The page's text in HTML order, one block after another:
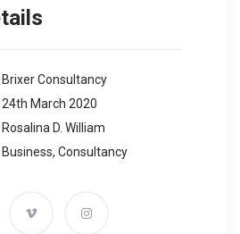
Brixer Consultancy
24th March 2020
Rosalina D. William
Business, Consultancy